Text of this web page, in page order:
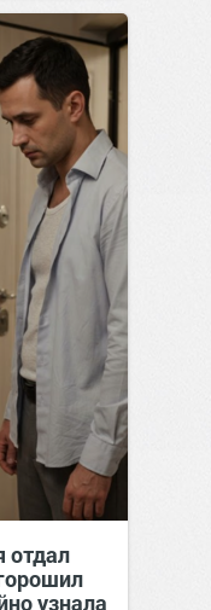
отдал
узнала